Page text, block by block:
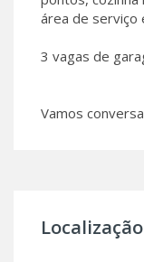
área de serviço
3 vagas de
Vamos
Localização